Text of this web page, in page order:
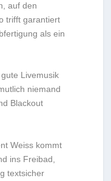
auf den
trifft garantiert
als ein
Livemusik
niemand
Blackout
Weiss kommt
ins Freibad,
textsicher